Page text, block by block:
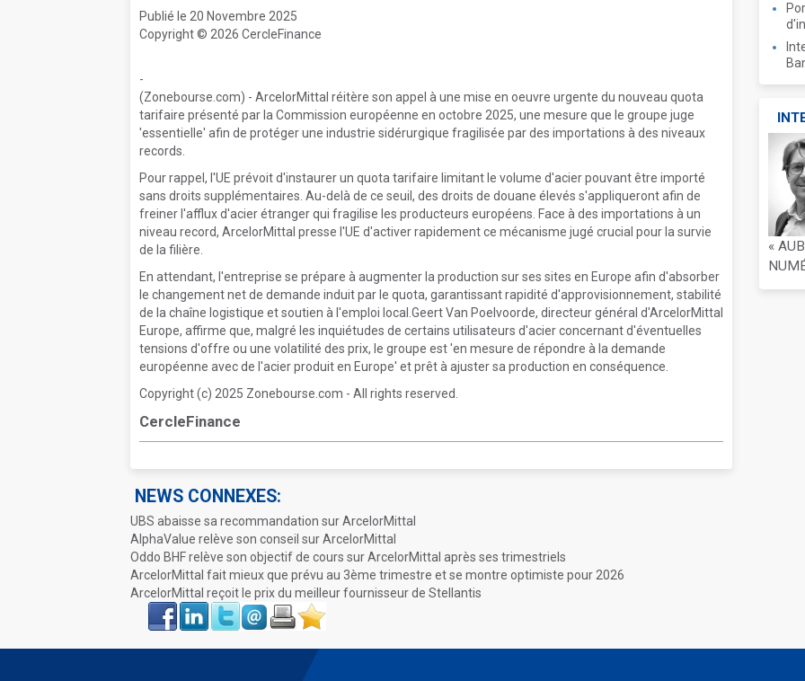
Publié le 20 Novembre 2025
Copyright © 2026 CercleFinance
-
(Zonebourse.com) - ArcelorMittal réitère son appel à une mise en oeuvre urgente du nouveau quota
tarifaire présenté par la Commission européenne en octobre 2025, une mesure que le groupe juge
'essentielle' afin de protéger une industrie sidérurgique fragilisée par des importations à des niveaux
records.
Pour rappel, l'UE prévoit d'instaurer un quota tarifaire limitant le volume d'acier pouvant être importé
sans droits supplémentaires. Au-delà de ce seuil, des droits de douane élevés s'appliqueront afin de
freiner l'afflux d'acier étranger qui fragilise les producteurs européens. Face à des importations à un
niveau record, ArcelorMittal presse l'UE d'activer rapidement ce mécanisme jugé crucial pour la survie
de la filière.
En attendant, l'entreprise se prépare à augmenter la production sur ses sites en Europe afin d'absorber
le changement net de demande induit par le quota, garantissant rapidité d'approvisionnement, stabilité
de la chaîne logistique et soutien à l'emploi local.Geert Van Poelvoorde, directeur général d'ArcelorMittal
Europe, affirme que, malgré les inquiétudes de certains utilisateurs d'acier concernant d'éventuelles
tensions d'offre ou une volatilité des prix, le groupe est 'en mesure de répondre à la demande
européenne avec de l'acier produit en Europe' et prêt à ajuster sa production en conséquence.
Copyright (c) 2025 Zonebourse.com - All rights reserved.
CercleFinance
NEWS CONNEXES:
UBS abaisse sa recommandation sur ArcelorMittal
AlphaValue relève son conseil sur ArcelorMittal
Oddo BHF relève son objectif de cours sur ArcelorMittal après ses trimestriels
ArcelorMittal fait mieux que prévu au 3ème trimestre et se montre optimiste pour 2026
ArcelorMittal reçoit le prix du meilleur fournisseur de Stellantis
Face
book
LinkIn Twitter Envoyer ImprimerFavoris
«